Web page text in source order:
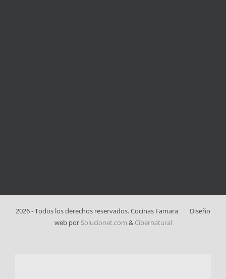
2026 - Todos los derechos reservados. Cocinas Famara
Diseño
web por Solucionet.com & Cibernatural